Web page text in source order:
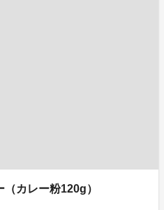
カレー粉120g）